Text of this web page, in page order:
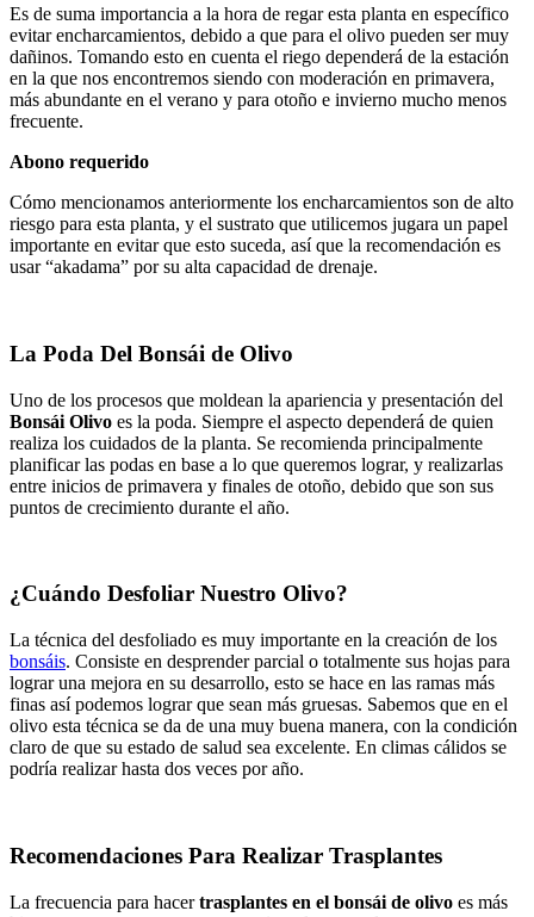
Es de suma importancia a la hora de regar esta planta en específico
evitar encharcamientos, debido a que para el olivo pueden ser muy
dañinos. Tomando esto en cuenta el riego dependerá de la estación
en la que nos encontremos siendo con moderación en primavera,
más abundante en el verano y para otoño e invierno mucho menos
frecuente.
Abono requerido
Cómo mencionamos anteriormente los encharcamientos son de alto
riesgo para esta planta, y el sustrato que utilicemos jugara un papel
importante en evitar que esto suceda, así que la recomendación es
usar “akadama” por su alta capacidad de drenaje.
La Poda Del Bonsái de Olivo
Uno de los procesos que moldean la apariencia y presentación del
Bonsái Olivo es la poda. Siempre el aspecto dependerá de quien
realiza los cuidados de la planta. Se recomienda principalmente
planificar las podas en base a lo que queremos lograr, y realizarlas
entre inicios de primavera y finales de otoño, debido que son sus
puntos de crecimiento durante el año.
¿Cuándo Desfoliar Nuestro Olivo?
La técnica del desfoliado es muy importante en la creación de los
bonsáis. Consiste en desprender parcial o totalmente sus hojas para
lograr una mejora en su desarrollo, esto se hace en las ramas más
finas así podemos lograr que sean más gruesas. Sabemos que en el
olivo esta técnica se da de una muy buena manera, con la condición
claro de que su estado de salud sea excelente. En climas cálidos se
podría realizar hasta dos veces por año.
Recomendaciones Para Realizar Trasplantes
La frecuencia para hacertrasplantes en el bonsái de olivo es más